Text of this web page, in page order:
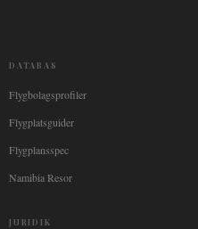
DATABAS
Flygbolagsprofiler
Flygplatsguider
Flygplansspec
Namibia Resor
JURIDIK